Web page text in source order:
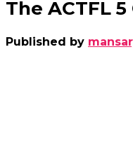
The ACTFL 5
Published by